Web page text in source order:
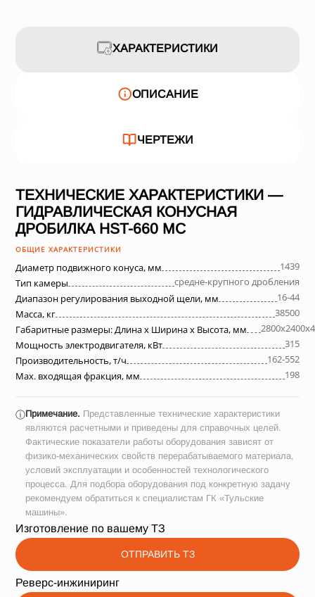
ХАРАКТЕРИСТИКИ
ОПИСАНИЕ
ЧЕРТЕЖИ
ТЕХНИЧЕСКИЕ ХАРАКТЕРИСТИКИ —
ГИДРАВЛИЧЕСКАЯ КОНУСНАЯ
ДРОБИЛКА HST-660 МC
ОБЩИЕ ХАРАКТЕРИСТИКИ
Диаметр подвижного конуса, мм
1439
Тип камеры
средне-крупного дробления
Диапазон регулирования выходной щели, мм
16-44
Масса, кг
38500
Габаритные размеры: Длина х Ширина х Высота, мм
Мощность электродвигателя, кВт
315
Производительность, т/ч
162-552
Max. входящая фракция, мм
198
ⓘПримечание. Представленные технические характеристики
являются расчетными и приведены для справочных целей.
Фактические показатели работы оборудования зависят от
физико-механических свойств перерабатываемого материала,
условий эксплуатации и особенностей технологического
процесса. Для подбора оборудования под конкретную задачу
рекомендуем обратиться к специалистам ГК «Тульские
машины».
Изготовление по вашему ТЗ
ОТПРАВИТЬ ТЗ
Реверс-инжиниринг